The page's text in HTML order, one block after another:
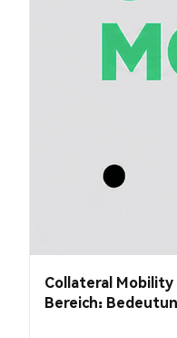
Collateral
Bereich: